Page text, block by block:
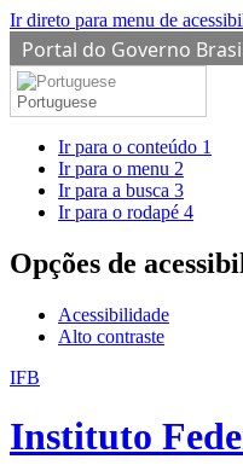
Ir direto para menu de
Portal do Governo
Portuguese
Ir para o conteúdo 1
Ir para o menu 2
Ir para a busca 3
Ir para o rodapé 4
Opções de
Acessibilidade
Alto contraste
IFB
Instituto